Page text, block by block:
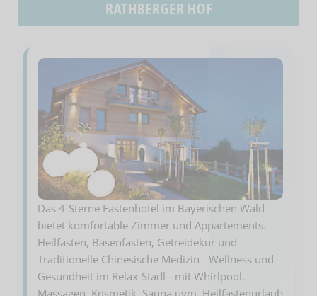
RATHBERGER HOF
Das 4-Sterne Fastenhotel im Bayerischen Wald
bietet komfortable Zimmer und Appartements.
Heilfasten, Basenfasten, Getreidekur und
Traditionelle Chinesische Medizin - Wellness und
Gesundheit im Relax-Stadl - mit Whirlpool,
Massagen, Kosmetik, Sauna uvm. Heilfastenurlaub